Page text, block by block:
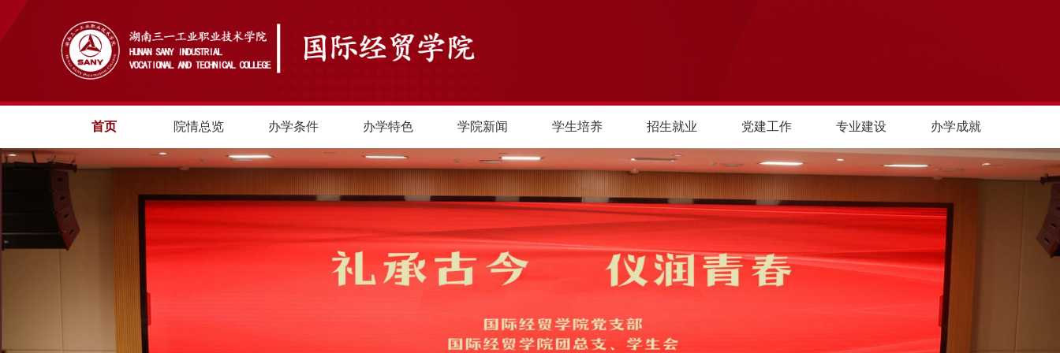
首页 院情总览 办学条件 办学特色 学院新闻 学生培养 招生就业 党建工作 专业建设 办学成就